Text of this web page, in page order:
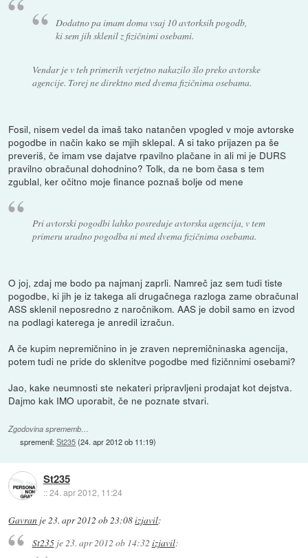
Dodatno pa imam doma vsaj 10 avtorksih pogodb,
ki sem jih sklenil z fizičnimi osebami.
Vendar je v teh primerih verjetno nakazilo šlo preko avtorske
agencije. Torej ne direktno med dvema fizičnima osebama.
Fosil, nisem vedel da imaš tako natančen vpogled v moje avtorske
pogodbe in način kako se mjih sklepal. A si tako prijazen pa še
preveriš, če imam vse dajatve rpavilno plačane in ali mi je DURS
pravilno obračunal dohodnino? Tolk, da ne bom časa s tem
zgublal, ker očitno moje finance poznaš bolje od mene
Pri avtorski pogodbi lahko posreduje avtorska agencija, v tem
primeru uradno pogodba ni med dvema fizičnima osebama.
O joj, zdaj me bodo pa najmanj zaprli. Namreč jaz sem tudi tiste
pogodbe, ki jih je iz takega ali drugačnega razloga zame obračunal
ASS sklenil neposredno z naročnikom. AAS je dobil samo en izvod
na podlagi katerega je anredil izračun.
A če kupim nepremičnino in je zraven nepremičninaska agencija,
potem tudi ne pride do sklenitve pogodbe med fizičnnimi osebami?
Jao, kake neumnosti ste nekateri pripravljeni prodajat kot dejstva.
Dajmo kak IMO uporabit, če ne poznate stvari.
Zgodovina sprememb…
spremenil:St235(24. apr 2012 ob 11:19)
St235
::24. apr 2012, 11:24
Gavran je23. apr 2012 ob 23:08izjavil:
St235je23. apr 2012 ob 14:32 izjavil: